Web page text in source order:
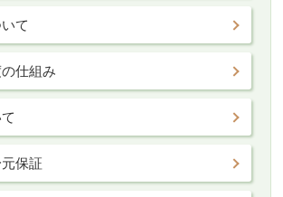
て
仕組み
保証